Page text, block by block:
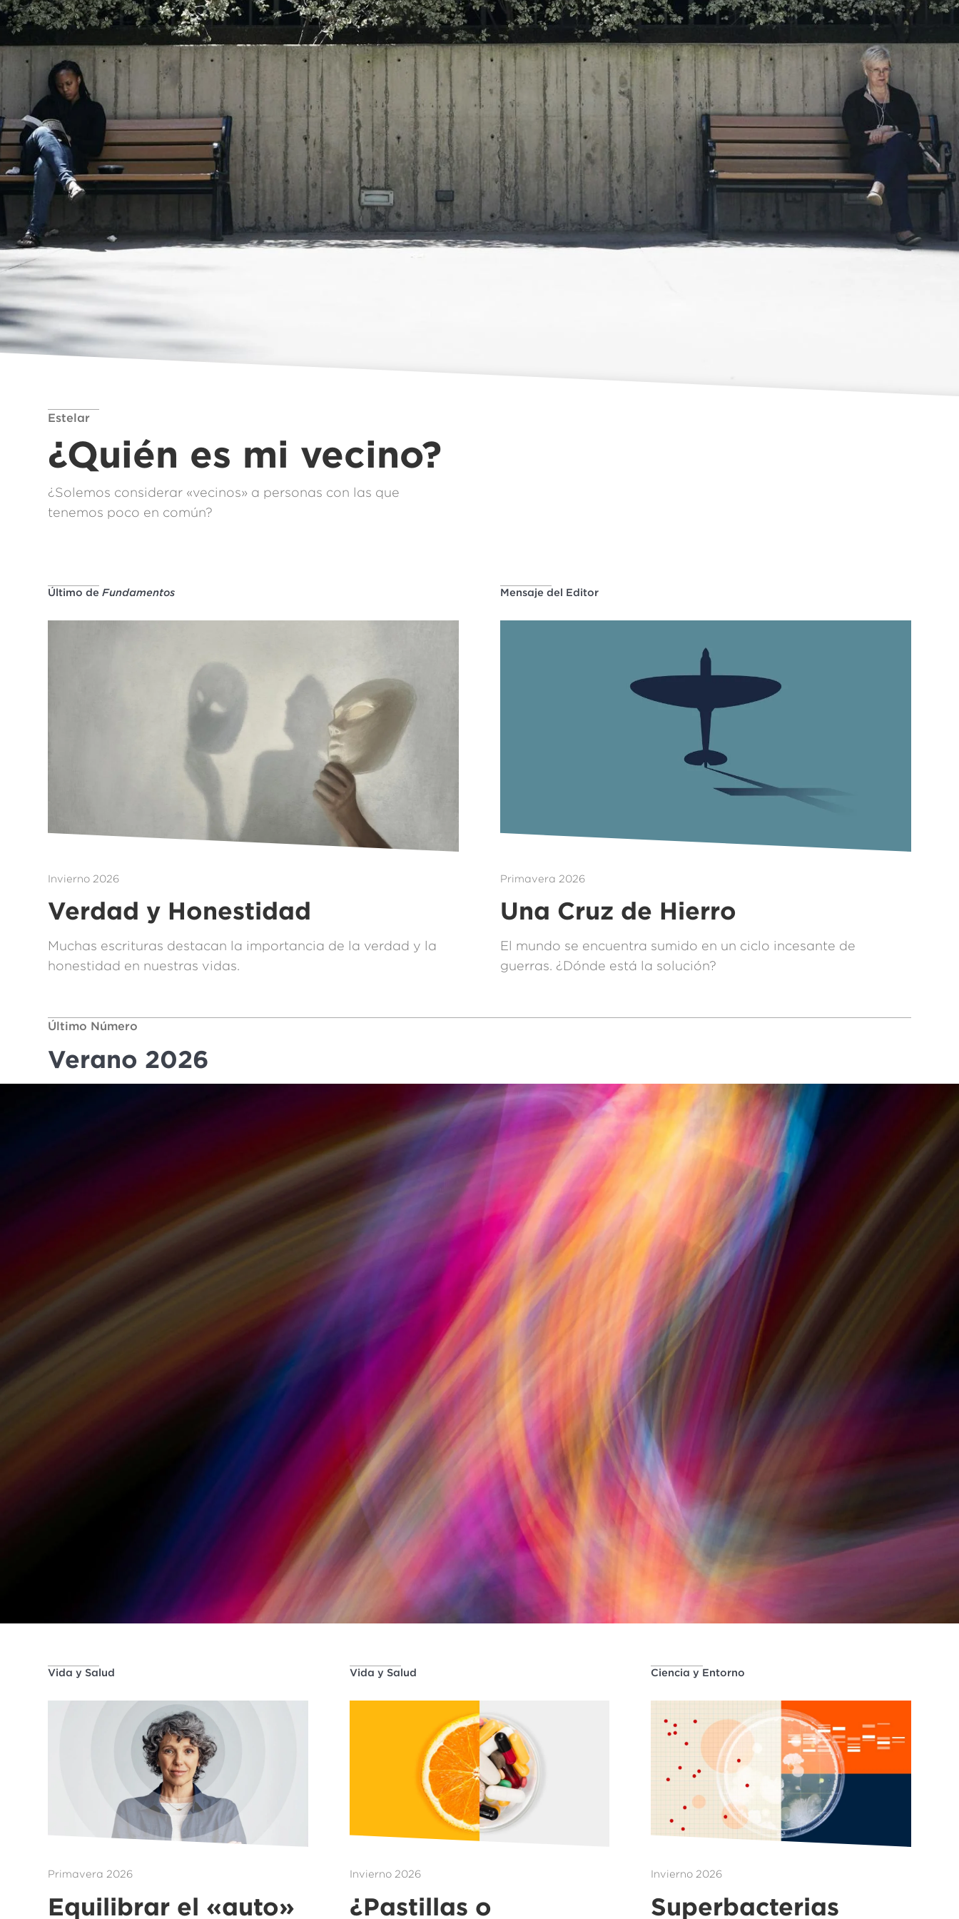
Estelar
¿Quién es mi vecino?
¿Solemos considerar «vecinos» a personas con las que
tenemos poco en común?
Último deFundamentos
Invierno 2026
Verdad y Honestidad
Muchas escrituras destacan la importancia de la verdad y la
honestidad en nuestras vidas.
Mensaje del Editor
Primavera 2026
Una Cruz de Hierro
El mundo se encuentra sumido en un ciclo incesante de
guerras. ¿Dónde está la solución?
Último Número
Verano 2026
Vida y Salud
Primavera 2026
Equilibrar el «auto»
Vida y Salud
Invierno 2026
¿Pastillas o
Ciencia y Entorno
Invierno 2026
Superbacterias